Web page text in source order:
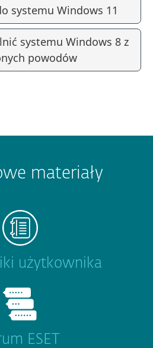
systemu Windows 11
systemu Windows 8 z
powodów
materiały
użytkownika
ESET